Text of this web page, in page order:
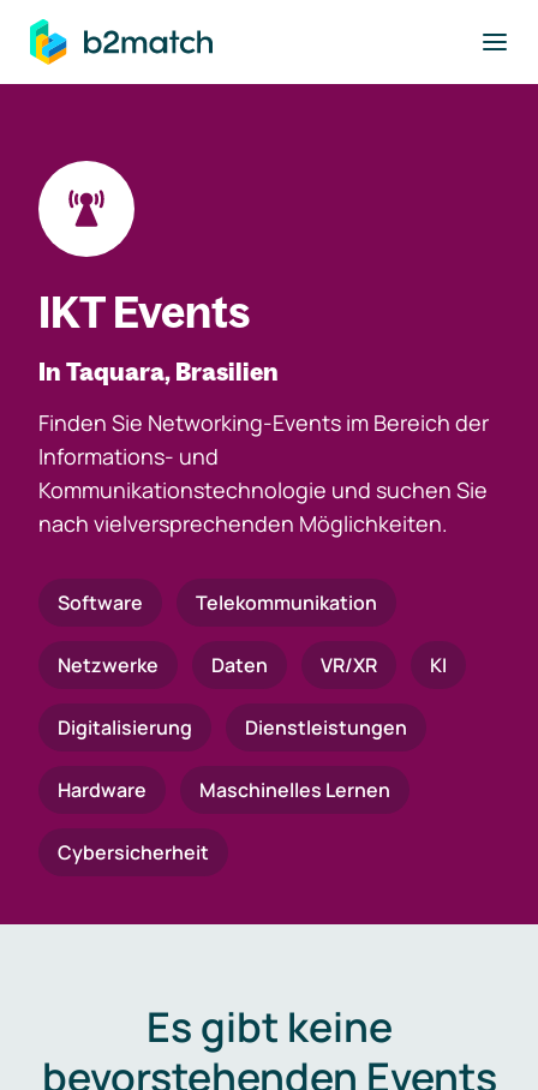
springen
IKT Events
In Taquara, Brasilien
Finden Sie Networking-Events im Bereich der
Informations- und
Kommunikationstechnologie und suchen Sie
nach vielversprechenden Möglichkeiten.
Software Telekommunikation
Netzwerke Daten VR/XR KI
Digitalisierung Dienstleistungen
Hardware Maschinelles Lernen
Cybersicherheit
Es gibt keine
bevorstehenden Events